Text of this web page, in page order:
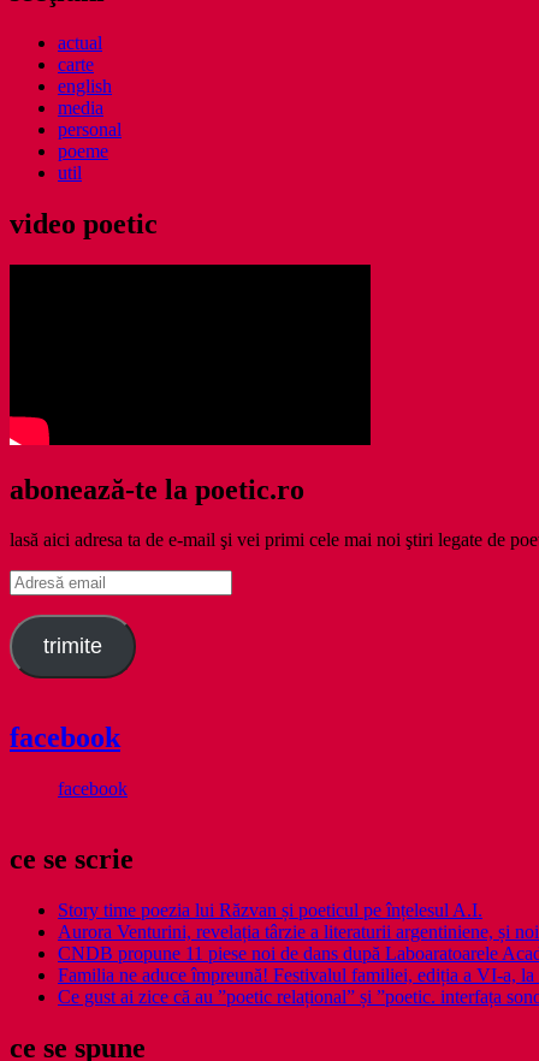
actual
carte
english
media
personal
poeme
util
video poetic
abonează-te la poetic.ro
lasă aici adresa ta de e-mail şi vei primi cele mai noi ştiri legate de
Adresă
email
trimite
facebook
facebook
ce se scrie
Story time poezia lui Răzvan și poeticul pe înțelesul A.I.
Aurora Venturini, revelația târzie a literaturii argentiniene, și
CNDB propune 11 piese noi de dans după Laboaratoarele
Familia ne aduce împreună! Festivalul familiei, ediția a VI-a, la
Ce gust ai zice că au ”poetic relațional” și ”poetic. interfața
ce se spune